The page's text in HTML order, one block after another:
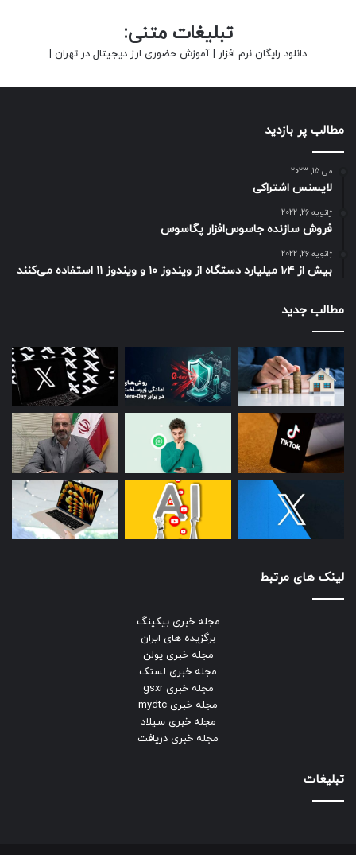
تبلیغات متنی:
دانلود رایگان نرم افزار | آموزش حضوری ارز دیجیتال در تهران |
مطالب پر بازدید
می 15, 2023
لایسنس اشتراکی
ژانویه 26, 2022
فروش سازنده جاسوس‌افزار پگاسوس
ژانویه 26, 2022
بیش از ۱٫۴ میلیارد دستگاه از ویندوز ۱۰ و ویندوز ۱۱ استفاده می‌کنند
مطالب جدید
لینک های مرتبط
مجله خبری بیکینگ
برگزیده های ایران
مجله خبری یولن
مجله خبری لستک
مجله خبری gsxr
مجله خبری mydtc
مجله خبری سیلاد
مجله خبری دریافت
تبلیغات